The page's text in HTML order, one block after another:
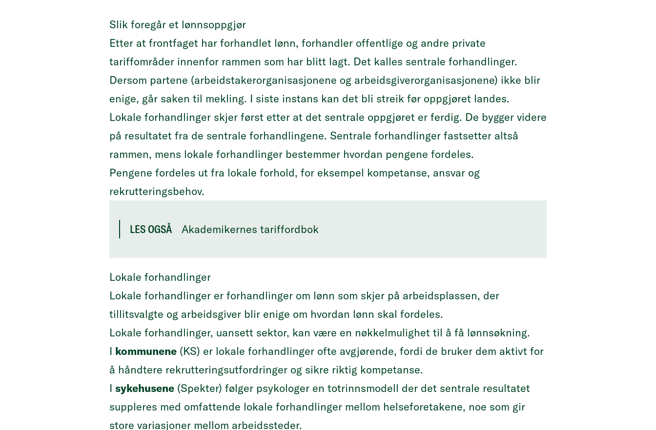
Slik foregår et lønnsoppgjør
Etter at frontfaget har forhandlet lønn, forhandler offentlige og andre private
tariffområder innenfor rammen som har blitt lagt. Det kalles sentrale forhandlinger.
Dersom partene (arbeidstakerorganisasjonene og arbeidsgiverorganisasjonene) ikke blir
enige, går saken til mekling. I siste instans kan det bli streik før oppgjøret landes.
Lokale forhandlinger skjer først etter at det sentrale oppgjøret er ferdig. De bygger videre
på resultatet fra de sentrale forhandlingene. Sentrale forhandlinger fastsetter altså
rammen, mens lokale forhandlinger bestemmer hvordan pengene fordeles.
Pengene fordeles ut fra lokale forhold, for eksempel kompetanse, ansvar og
rekrutteringsbehov.
LES OGSÅ Akademikernes tariffordbok
Lokale forhandlinger
Lokale forhandlinger er forhandlinger om lønn som skjer på arbeidsplassen, der
tillitsvalgte og arbeidsgiver blir enige om hvordan lønn skal fordeles.
Lokale forhandlinger, uansett sektor, kan være en nøkkelmulighet til å få lønnsøkning.
I kommunene (KS) er lokale forhandlinger ofte avgjørende, fordi de bruker dem aktivt for
å håndtere rekrutteringsutfordringer og sikre riktig kompetanse.
I sykehusene (Spekter) følger psykologer en totrinnsmodell der det sentrale resultatet
suppleres med omfattende lokale forhandlinger mellom helseforetakene, noe som gir
store variasjoner mellom arbeidssteder.